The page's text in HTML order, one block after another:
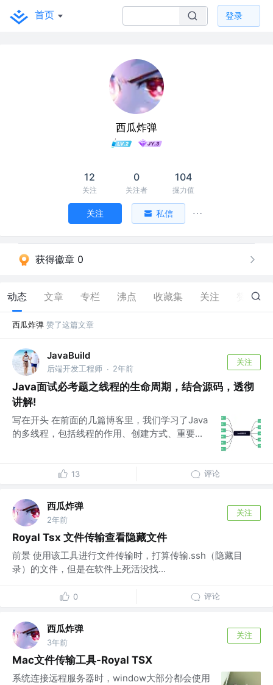
首页 登录
西瓜炸弹
12
关注
0
关注者
104
掘力值
关注 私信
获得徽章 0
动态 文章 专栏 沸点 收藏集 关注 1
西瓜炸弹 赞了这篇文章
JavaBuild
后端开发工程师 · 2年前
关注
Java面试必考题之线程的生命周期，结合源码，透彻
讲解!
写在开头 在前面的几篇博客里，我们学习了Java
的多线程，包括线程的作用、创建方式、重要...
13 评论
西瓜炸弹
2年前
关注
Royal Tsx 文件传输查看隐藏文件
前景 使用该工具进行文件传输时，打算传输.ssh（隐藏目
录）的文件，但是在软件上死活没找...
0 评论
西瓜炸弹
3年前
关注
Mac文件传输工具-Royal TSX
系统连接远程服务器时，window大部分都会使用